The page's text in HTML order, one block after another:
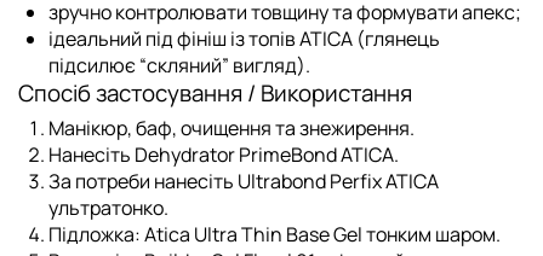
зручно контролювати товщину та формувати апекс;
ідеальний під фініш ізтопів ATICA (глянець
підсилює “скляний” вигляд).
Спосіб застосування / Використання
Манікюр, баф, очищення та знежирення.
Нанесіть Dehydrator PrimeBond ATICA.
За потреби нанесіть Ultrabond Perfix ATICA
ультратонко.
Підложка:Atica Ultra Thin Base Gelтонким шаром.